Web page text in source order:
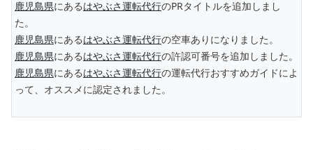
鹿児島県にあるはやぶさ運転代行のPRタイトルを追加しまし
た。
鹿児島県にあるはやぶさ運転代行の空車ありになりました。
鹿児島県にあるはやぶさ運転代行の許認可番号を追加しました。
鹿児島県にあるはやぶさ運転代行の運転代行おすすめガイドによ
って、オススメに認定されました。